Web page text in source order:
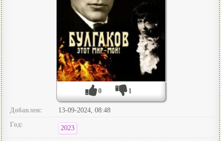
0 1
Добавлен:
13-09-2024, 08:48
Год:
2023